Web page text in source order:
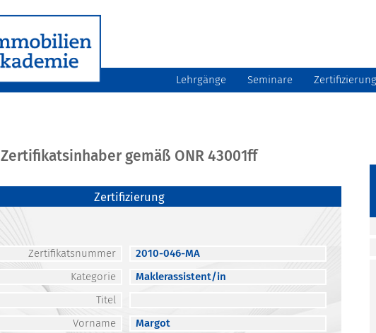
Lehrgänge Seminare Zertifizierung
Zertifikatsinhaber gemäß ONR 43001ff
Zertifizierung
Zertifikatsnummer
2010-046-MA
Kategorie
Maklerassistent/in
Titel
Vorname
Margot